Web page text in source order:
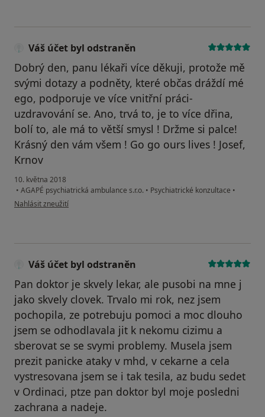
Váš účet byl odstraněn
Dobrý den, panu lékaři více děkuji, protože mě
svými dotazy a podněty, které občas dráždí mé
ego, podporuje ve více vnitřní práci-
uzdravování se. Ano, trvá to, je to více dřina,
bolí to, ale má to větší smysl ! Držme si palce!
Krásný den vám všem ! Go go ours lives ! Josef,
Krnov
10. května 2018
• AGAPÉ psychiatrická ambulance s.r.o. • Psychiatrické konzultace •
podle názoru uživatele Váš účet byl odstraněn
Nahlásit zneužití
Váš účet byl odstraněn
Pan doktor je skvely lekar, ale pusobi na mne j
jako skvely clovek. Trvalo mi rok, nez jsem
pochopila, ze potrebuju pomoci a moc dlouho
jsem se odhodlavala jit k nekomu cizimu a
sberovat se se svymi problemy. Musela jsem
prezit panicke ataky v mhd, v cekarne a cela
vystresovana jsem se i tak tesila, az budu sedet
v Ordinaci, ptze pan doktor byl moje posledni
zachrana a nadeje.